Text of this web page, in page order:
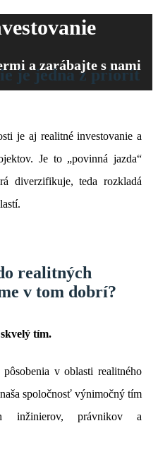
a zarábajte s nami
je jedna z priorít
je aj realitné investovanie a
Je to „povinná jazda“
diverzifikuje, teda rozkladá
realitných
v tom dobrí?
tím.
v oblasti realitného
spoločnosť výnimočný tím
inžinierov, právnikov a